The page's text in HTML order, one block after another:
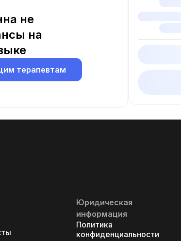
не
на
терапевтам
Юридическая
информация
Политика
конфиденциальности